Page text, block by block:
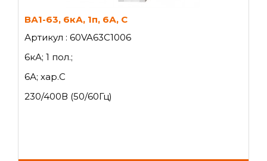
ВА1-63, 6кА, 1п, 6А, C
Артикул : 60VA63C1006
6кА; 1 пол.;
6А; хар.C
230/400В (50/60Гц)